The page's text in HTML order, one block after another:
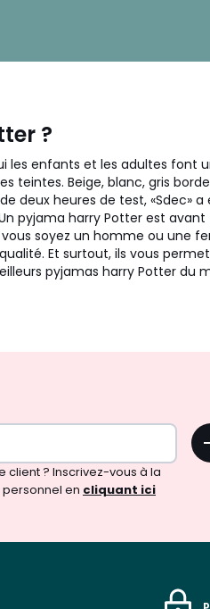
?
les enfants et les adultes font
teintes. Beige, blanc, gris
deux heures de test, «Sdec»
pyjama harry Potter est
soyez un homme ou une
Et surtout, ils vous
pyjamas harry Potter du
client ? Inscrivez-vous à la
en cliquant ici